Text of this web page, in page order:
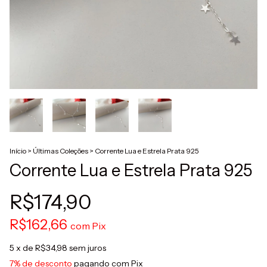
Início > Últimas Coleções > Corrente Lua e Estrela Prata 925
Corrente Lua e Estrela Prata 925
R$174,90
R$162,66 com Pix
5 x de R$34,98 sem juros
7% de desconto pagando com Pix